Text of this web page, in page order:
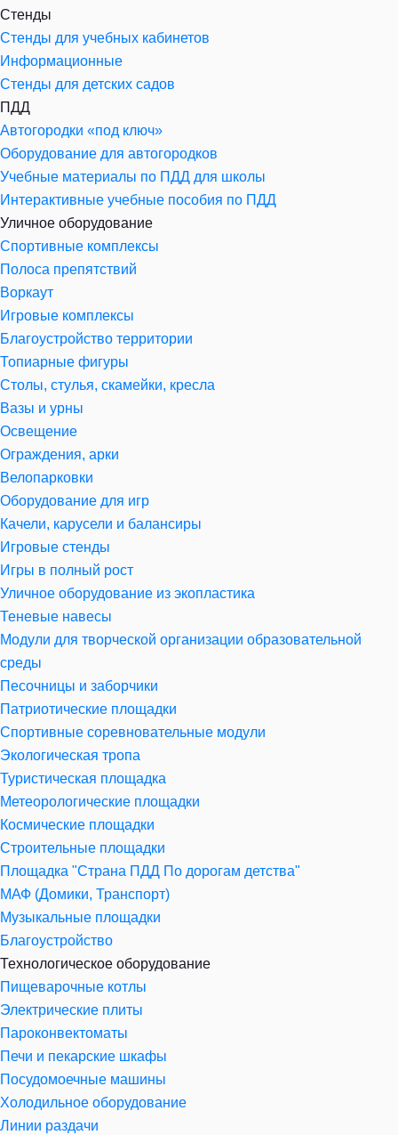
Стенды
Стенды для учебных кабинетов
Информационные
Стенды для детских садов
ПДД
Автогородки «под ключ»
Оборудование для автогородков
Учебные материалы по ПДД для школы
Интерактивные учебные пособия по ПДД
Уличное оборудование
Спортивные комплексы
Полоса препятствий
Воркаут
Игровые комплексы
Благоустройство территории
Топиарные фигуры
Столы, стулья, скамейки, кресла
Вазы и урны
Освещение
Ограждения, арки
Велопарковки
Оборудование для игр
Качели, карусели и балансиры
Игровые стенды
Игры в полный рост
Уличное оборудование из экопластика
Теневые навесы
Модули для творческой организации образовательной
среды
Песочницы и заборчики
Патриотические площадки
Спортивные соревновательные модули
Экологическая тропа
Туристическая площадка
Метеорологические площадки
Космические площадки
Строительные площадки
Площадка "Страна ПДД По дорогам детства"
МАФ (Домики, Транспорт)
Музыкальные площадки
Благоустройство
Технологическое оборудование
Пищеварочные котлы
Электрические плиты
Пароконвектоматы
Печи и пекарские шкафы
Посудомоечные машины
Холодильное оборудование
Линии раздачи